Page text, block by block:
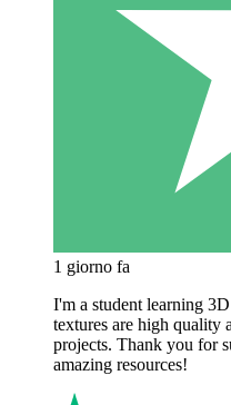
1 giorno fa
I'm a student learning
textures are high quality
projects. Thank you for
amazing resources!